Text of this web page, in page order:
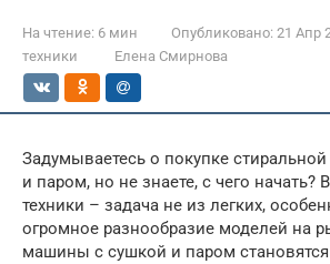
На чтение: 6 мин Опубликовано: 21 Апр
техники
Елена Смирнова
Задумываетесь о покупке
и паром, но не знаете, с чего
техники – задача не из легких,
огромное разнообразие моделей на
машины с сушкой и паром